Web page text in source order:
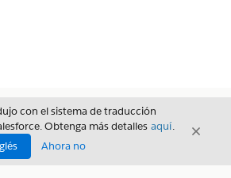
con el sistema de traducción
Obtenga más detalles aquí.
Ahora no
Cerrar